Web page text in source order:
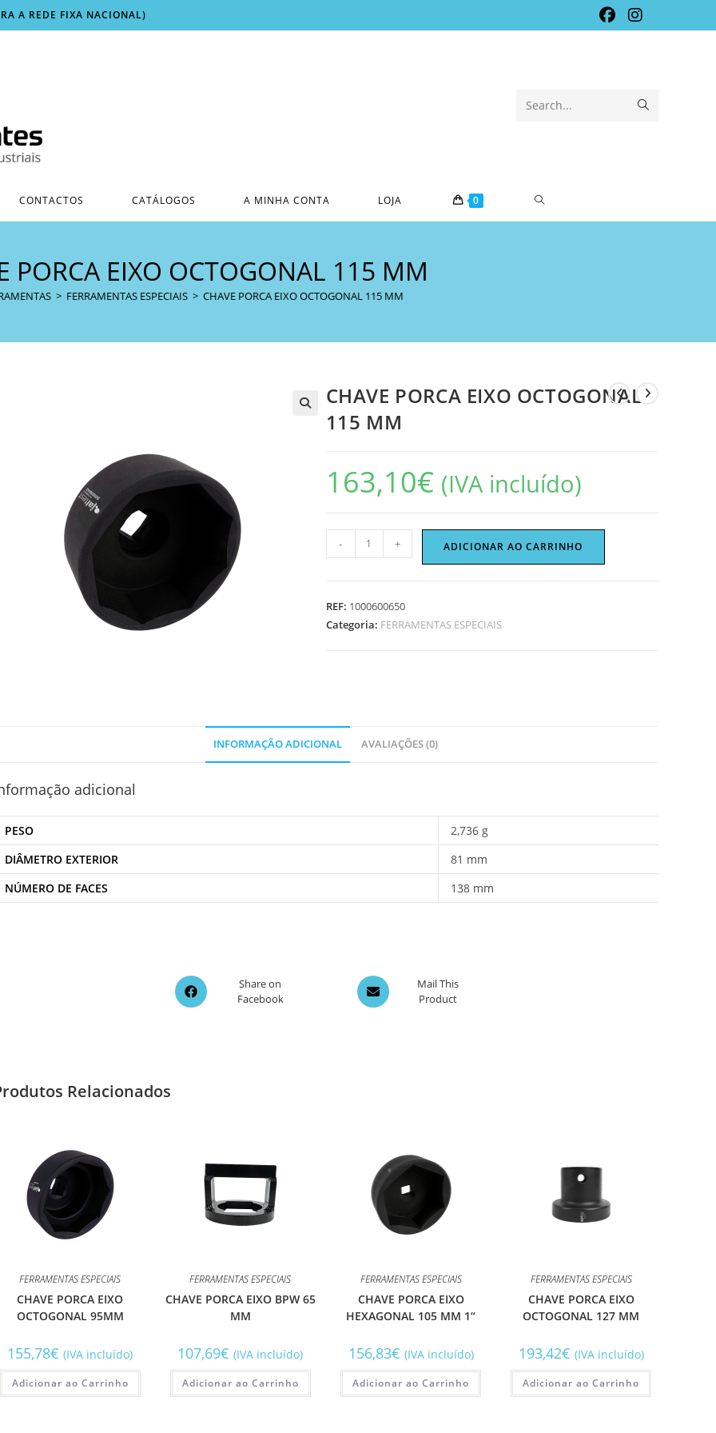
A REDE FIXA NACIONAL)
Search...
CONTACTOS CATÁLOGOS A MINHA CONTA LOJA 0 TOGGLE
PORCA EIXO OCTOGONAL 115 MM
> FERRAMENTAS ESPECIAIS > CHAVE PORCA EIXO OCTOGONAL 115 MM
CHAVE PORCA EIXO OCTOGONAL
115 MM
163,10€ (IVA incluído)
Quantidade
de
EIXO
- + ADICIONAR AO CARRINHO
REF: 1000600650
Categoria: FERRAMENTAS ESPECIAIS
INFORMAÇÃO ADICIONAL AVALIAÇÕES (0)
adicional
PESO
2,736 g
DIÂMETRO EXTERIOR
81 mm
NÚMERO DE FACES
138 mm
Opens
in
Share on
Facebook
Opens
in
Mail This
Product
Relacionados
FERRAMENTAS ESPECIAIS
CHAVE PORCA EIXO
OCTOGONAL 95MM
155,78€ (IVA incluído)
Adicionar ao Carrinho
FERRAMENTAS ESPECIAIS
CHAVE PORCA EIXO BPW 65
MM
107,69€ (IVA incluído)
Adicionar ao Carrinho
FERRAMENTAS ESPECIAIS
CHAVE PORCA EIXO
HEXAGONAL 105 MM 1“
156,83€ (IVA incluído)
Adicionar ao Carrinho
FERRAMENTAS ESPECIAIS
CHAVE PORCA EIXO
OCTOGONAL 127 MM
193,42€ (IVA incluído)
Adicionar ao Carrinho